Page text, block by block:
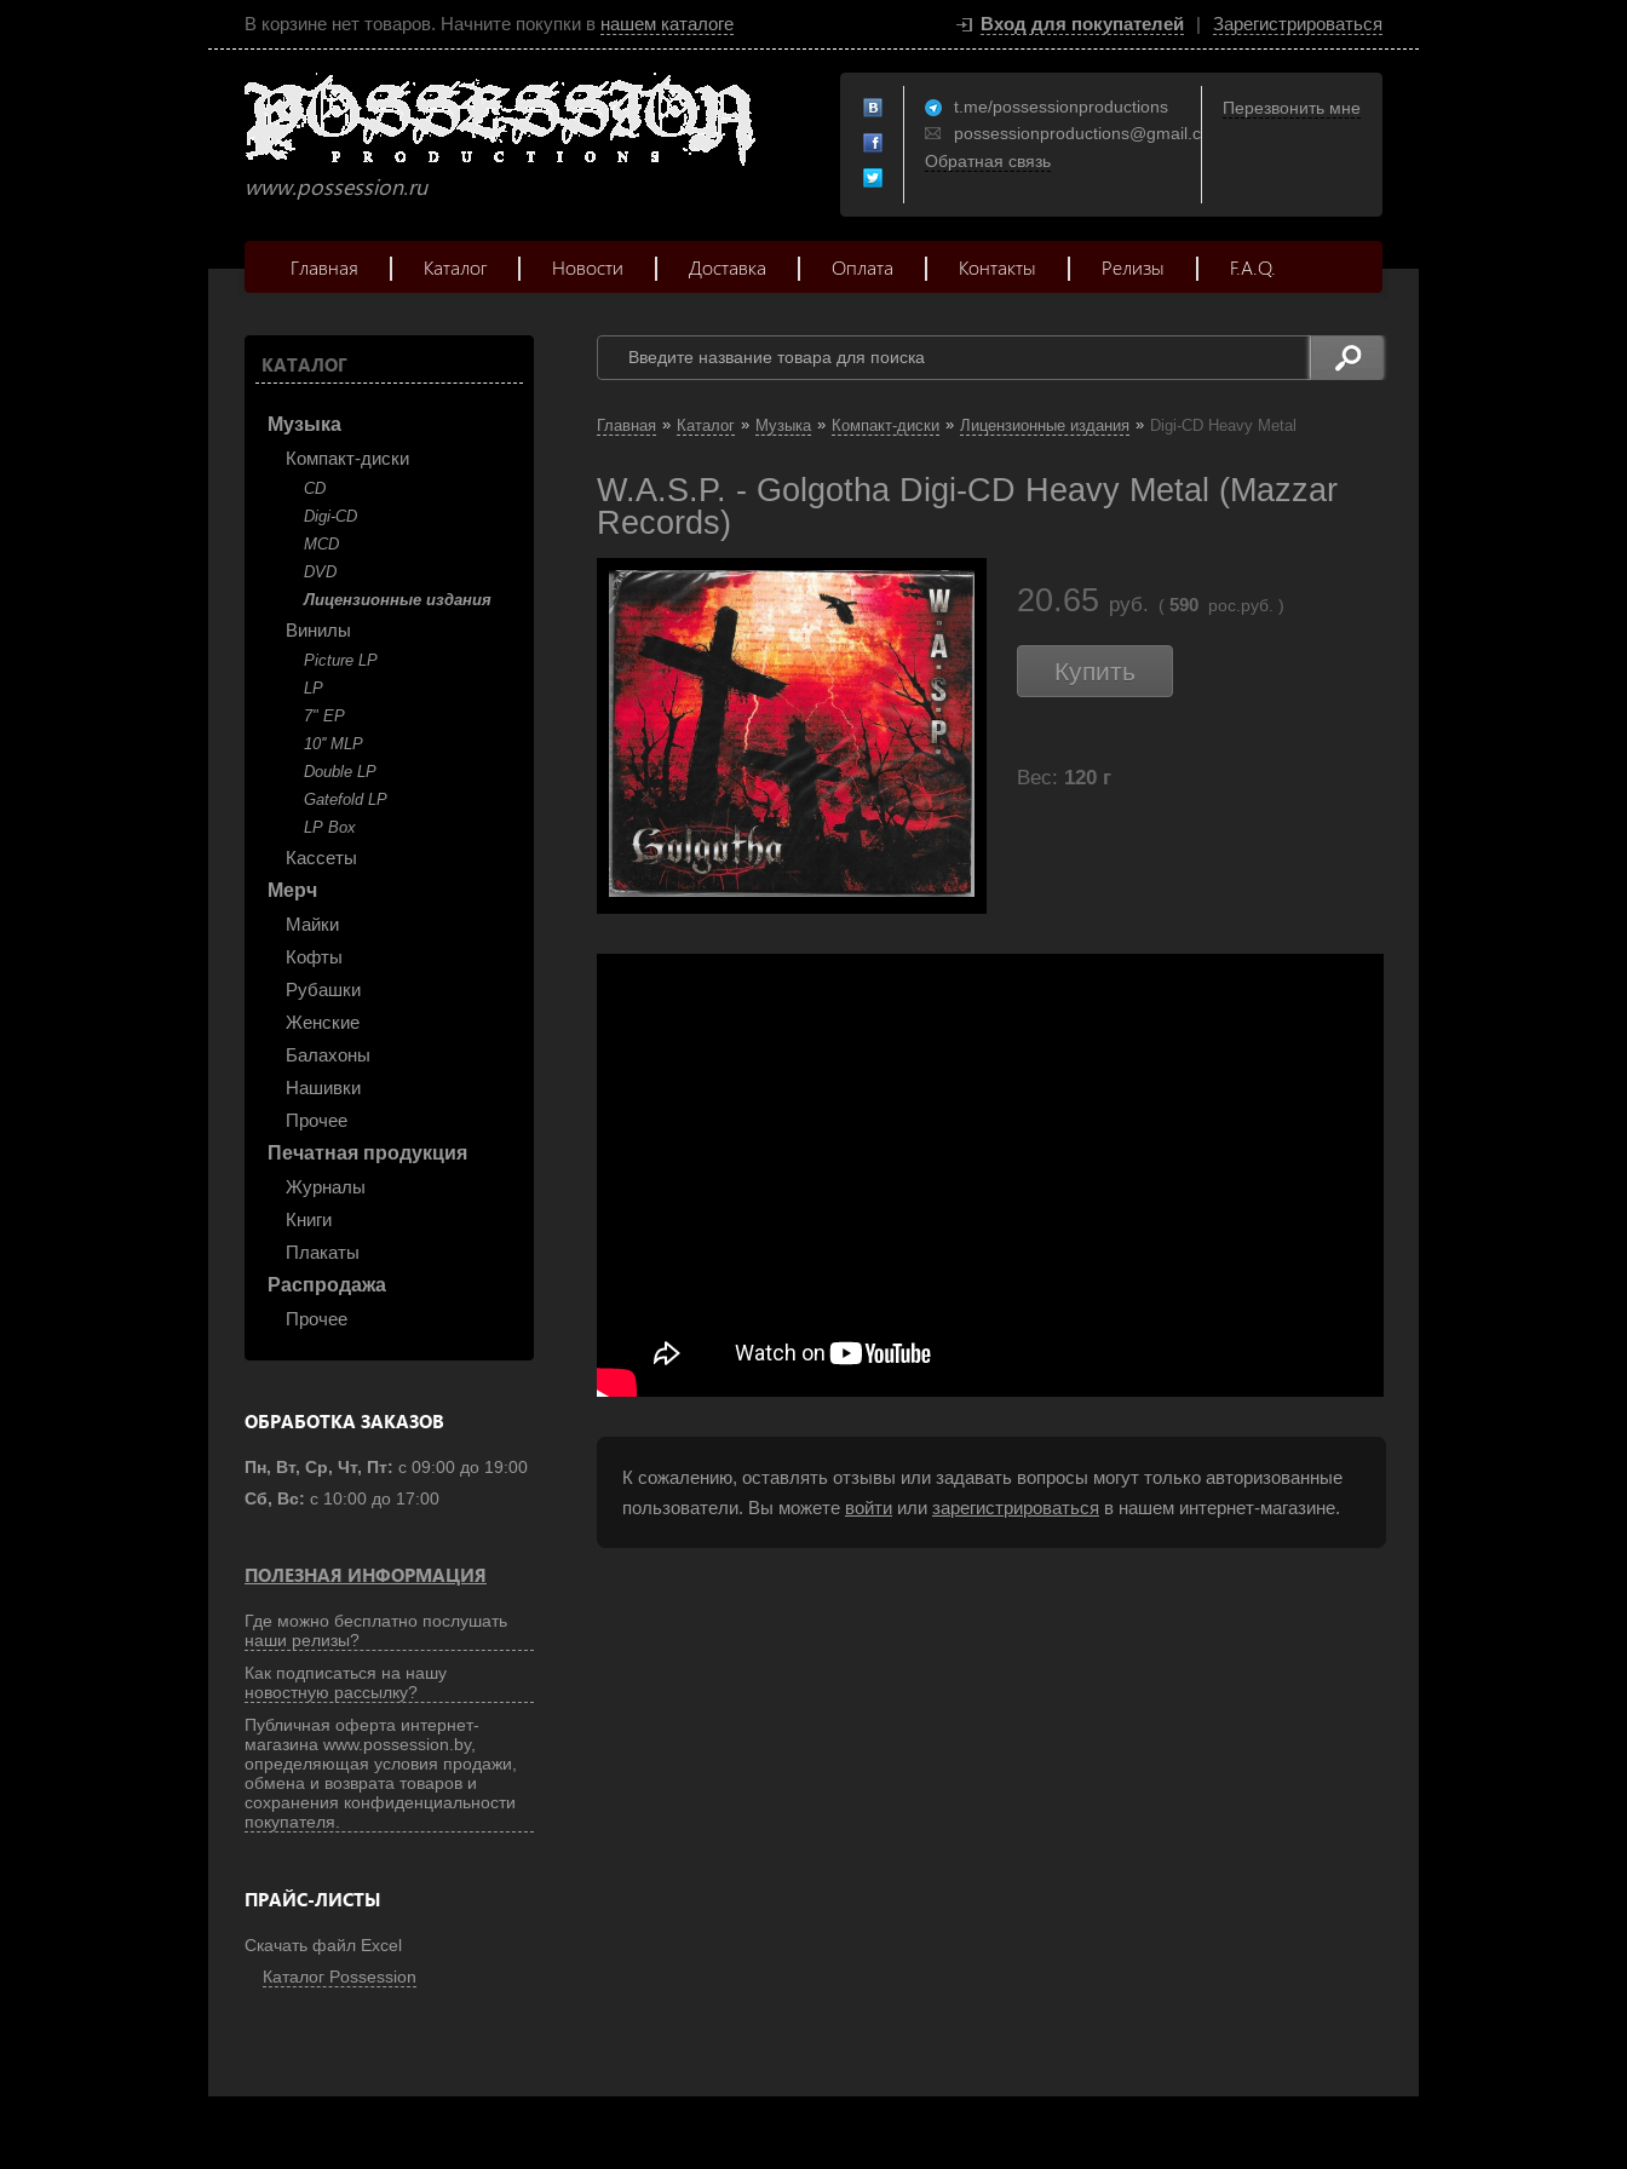
В корзине нет товаров. Начните покупки в нашем каталоге Вход для покупателей | Зарегистрироваться
www.possession.ru
t.me/possessionproductions
possessionproductions@gmail.com
Обратная связь
Перезвонить мне
Главная Каталог Новости Доставка Оплата Контакты Релизы F.A.Q.
КАТАЛОГ
Музыка
Компакт-диски
CD
Digi-CD
MCD
DVD
Лицензионные издания
Винилы
Picture LP
LP
7" EP
10'' MLP
Double LP
Gatefold LP
LP Box
Кассеты
Мерч
Майки
Кофты
Рубашки
Женские
Балахоны
Нашивки
Прочее
Печатная продукция
Журналы
Книги
Плакаты
Распродажа
Прочее
ОБРАБОТКА ЗАКАЗОВ
Пн, Вт, Ср, Чт, Пт: с 09:00 до 19:00
Сб, Вс: с 10:00 до 17:00
ПОЛЕЗНАЯ ИНФОРМАЦИЯ
Где можно бесплатно послушать
наши релизы?
Как подписаться на нашу
новостную рассылку?
Публичная оферта интернет-
магазина www.possession.by,
определяющая условия продажи,
обмена и возврата товаров и
сохранения конфиденциальности
покупателя.
ПРАЙС-ЛИСТЫ
Скачать файл Excel
Каталог Possession
Главная » Каталог » Музыка » Компакт-диски » Лицензионные издания » Digi-CD Heavy Metal
W.A.S.P. - Golgotha Digi-CD Heavy Metal (Mazzar
Records)
20.65 руб. ( 590 рос.руб. )
Купить
Вес: 120 г
К сожалению, оставлять отзывы или задавать вопросы могут только авторизованные
пользователи. Вы можете войти или зарегистрироваться в нашем интернет-магазине.